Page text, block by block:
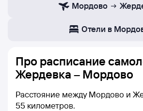
Мордово
Отели в
Про расписание
Жердевка – Мордово
Расстояние между Мордово и
55 километров.